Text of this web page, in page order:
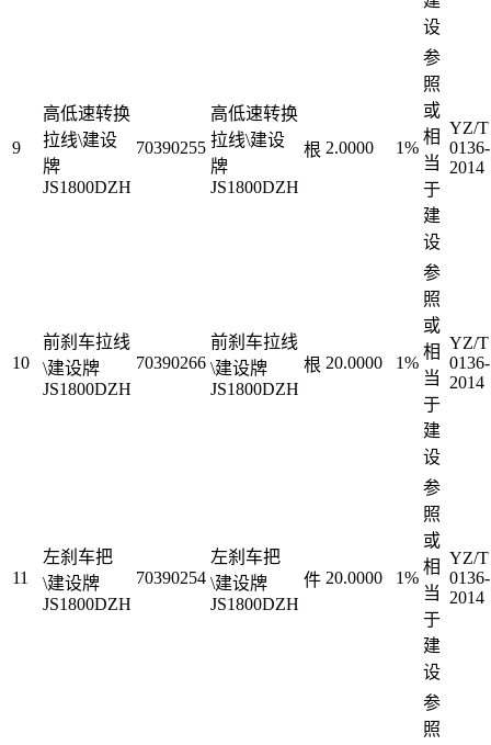
设
9
高低速转换
拉线\建设
牌
JS1800DZH
70390255
高低速转换
拉线\建设
牌
JS1800DZH
根 2.0000 1%
参
照
或
相
当
于
建
设
YZ/T
0136-
2014
10
前刹车拉线
\建设牌
JS1800DZH
70390266
前刹车拉线
\建设牌
JS1800DZH
根 20.0000 1%
参
照
或
相
当
于
建
设
YZ/T
0136-
2014
11
左刹车把
\建设牌
JS1800DZH
70390254
左刹车把
\建设牌
JS1800DZH
件 20.0000 1%
参
照
或
相
当
于
建
设
YZ/T
0136-
2014
参
照